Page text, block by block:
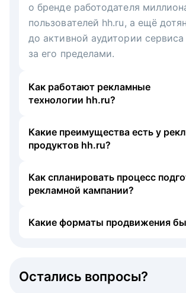
о бренде работодателя
пользователей hh.ru, а ещё
до активной аудитории
за его пределами.
Как работают рекламные
технологии hh.ru?
Какие преимущества есть у
продуктов hh.ru?
Как спланировать процесс
рекламной кампании?
Какие форматы продвижения
Остались вопросы?